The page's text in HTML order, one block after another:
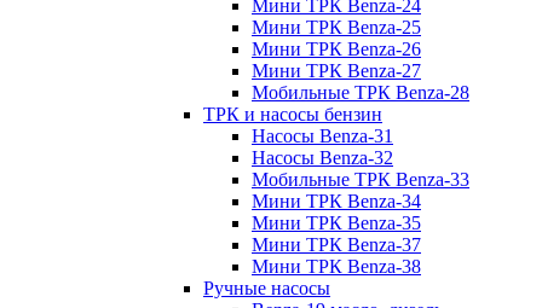
Мини ТРК Benza-24
Мини ТРК Benza-25
Мини ТРК Benza-26
Мини ТРК Benza-27
Мобильные ТРК Benza-28
ТРК и насосы бензин
Насосы Benza-31
Насосы Benza-32
Мобильные ТРК Benza-33
Мини ТРК Benza-34
Мини ТРК Benza-35
Мини ТРК Benza-37
Мини ТРК Benza-38
Ручные насосы